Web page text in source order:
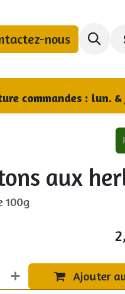
Où nous trouver
nous
commandes : lun.
aux
100g
Ajouter